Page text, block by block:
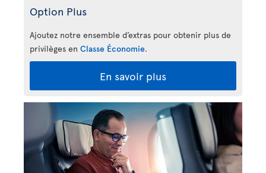
Option Plus
Ajoutez notre ensemble d’extras pour obtenir plus de
privilèges en Classe Économie.
En savoir plus